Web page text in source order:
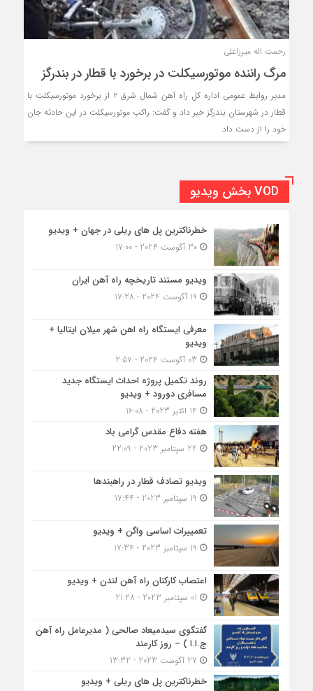
رحمت اله میرزاعلی
مرگ راننده موتورسیکلت در برخورد با قطار در بندرگز
مدیر روابط عمومی اداره کل راه آهن شمال شرق ۲ از برخورد موتورسیکلت با
قطار در شهرستان بندرگز خبر داد و گفت: راکب موتورسیکلت در این حادثه جان
خود را از دست داد.
VOD بخش ویدیو
خطرناکترین پل های ریلی در جهان + ویدیو
30 آگوست 2024 - 17:00
ویدیو مستند تاریخچه راه آهن ایران
معرفی ایستگاه راه اهن شهر میلان ایتالیا +
ویدیو
روند تکمیل پروژه احداث ایستگاه جدید
مسافری دورود + ویدیو
هفته دفاع مقدس گرامی باد
ویدیو تصادف قطار در راهبندها
تعمییرات اساسی واگن + ویدیو
اعتصاب کارکنان راه آهن لندن + ویدیو
گفتگوی سیدمیعاد صالحی ( مدیرعامل راه آهن
ج.ا.ا ) – روز کارمند
خطرناکترین پل های ریلی + ویدیو